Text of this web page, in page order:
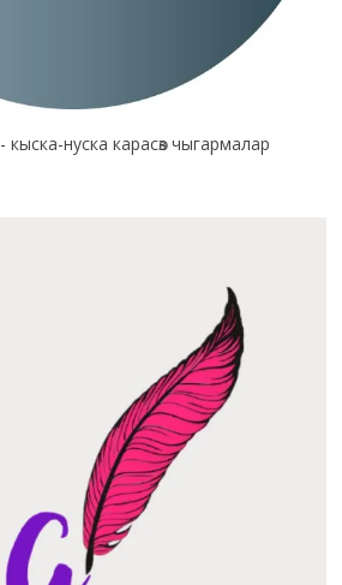
- кыска-нуска карасөз чыгармалар